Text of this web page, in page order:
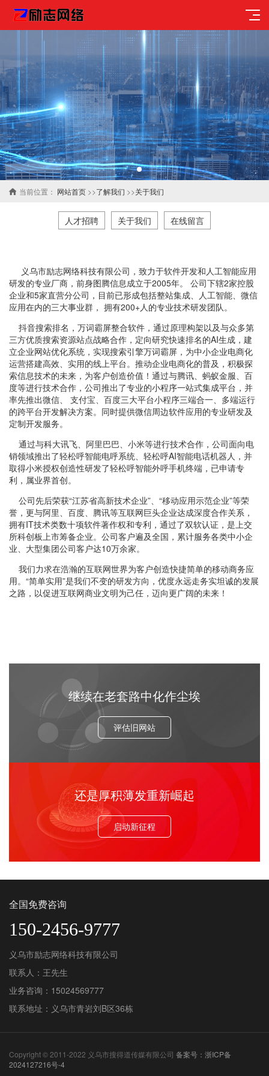
当前位置： 网站首页 >>了解我们 >>关于我们
人才招聘 关于我们 在线留言
义乌市励志网络科技有限公司，致力于软件开发和人工智能应用
研发的专业厂商，前身图腾信息成立于2005年。 公司下辖2家控股
企业和5家直营分公司，目前已形成包括整站集成、人工智能、微信
应用在内的三大事业群， 拥有200+人的专业技术研发团队。
抖音搜索排名，万词霸屏整合软件，通过原理构架以及与众多第
三方优质搜索资源站点战略合作，定向研究快速排名的AI生成，建
立企业网站优化系统，实现搜索引擎万词霸屏，为中小企业电商化
运营搭建高效、实用的线上平台。推动企业电商化的普及，积极探
索信息技术的未来，为客户创造价值！通过与腾讯、蚂蚁金服、百
度等进行技术合作，公司推出了专业的小程序一站式集成平台，并
率先推出微信、 支付宝、百度三大平台小程序三端合一、多端运行
的跨平台开发解决方案。同时提供微信周边软件应用的专业研发及
定制开发服务。
通过与科大讯飞、阿里巴巴、小米等进行技术合作，公司面向电
销领域推出了轻松呼智能电呼系统、轻松呼AI智能电话机器人，并
取得小米授权创造性研发了轻松呼智能外呼手机终端，已申请专
利，属业界首创。
公司先后荣获“江苏省高新技术企业”、“移动应用示范企业”等荣
誉，更与阿里、百度、腾讯等互联网巨头企业达成深度合作关系，
拥有IT技术类数十项软件著作权和专利，通过了双软认证，是上交
所科创板上市筹备企业。公司客户遍及全国，累计服务各类中小企
业、大型集团公司客户达10万余家。
我们力求在浩瀚的互联网世界为客户创造快捷简单的移动商务应
用。“简单实用”是我们不变的研发方向，优度永远走务实坦诚的发展
之路，以促进互联网商业文明为己任，迈向更广阔的未来！
继续在老套路中化作尘埃
评估旧网站
还是厚积薄发重新崛起
启动新征程
全国免费咨询
150-2456-9777
义乌市励志网络科技有限公司
联系人：王先生
业务咨询：15024569777
联系地址：义乌市青岩刘B区36栋
Copyright © 2011-2022 义乌市搜得道传媒有限公司 备案号：浙ICP备
2024127216号-4